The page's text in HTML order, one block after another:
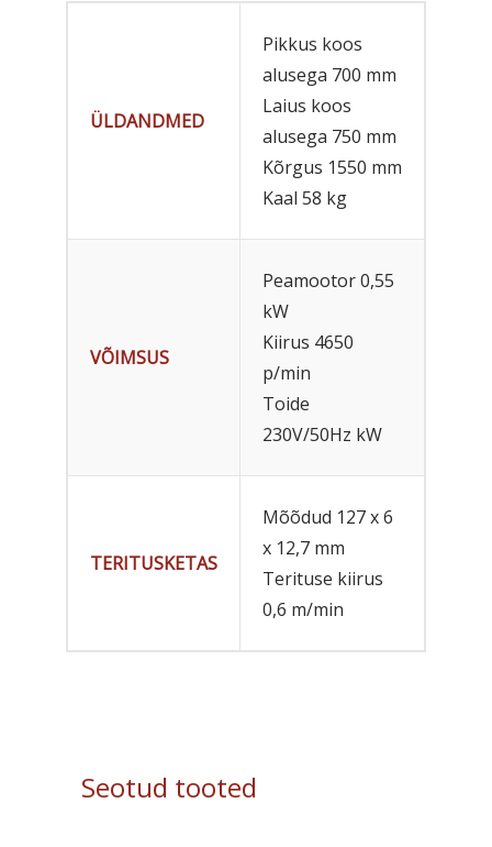
ÜLDANDMED
Pikkus koos
alusega 700 mm
Laius koos
alusega 750 mm
Kõrgus 1550 mm
Kaal 58 kg
VÕIMSUS
Peamootor 0,55
kW
Kiirus 4650
p/min
Toide
230V/50Hz kW
TERITUSKETAS
Mõõdud 127 x 6
x 12,7 mm
Terituse kiirus
0,6 m/min
Seotud tooted